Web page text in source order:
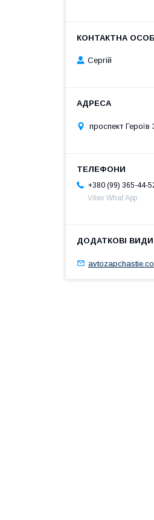
Сергій
проспект Героїв
+380 (99) 365-44-
Viber What’App